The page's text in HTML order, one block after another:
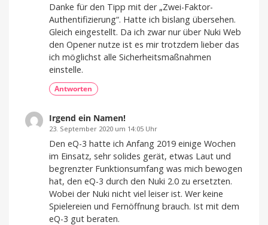
Danke für den Tipp mit der „Zwei-Faktor-
Authentifizierung“. Hatte ich bislang übersehen.
Gleich eingestellt. Da ich zwar nur über Nuki Web
den Opener nutze ist es mir trotzdem lieber das
ich möglichst alle Sicherheitsmaßnahmen
einstelle.
Antworten
Irgend ein Namen!
23. September 2020 um 14:05 Uhr
Den eQ-3 hatte ich Anfang 2019 einige Wochen
im Einsatz, sehr solides gerät, etwas Laut und
begrenzter Funktionsumfang was mich bewogen
hat, den eQ-3 durch den Nuki 2.0 zu ersetzten.
Wobei der Nuki nicht viel leiser ist. Wer keine
Spielereien und Fernöffnung brauch. Ist mit dem
eQ-3 gut beraten.